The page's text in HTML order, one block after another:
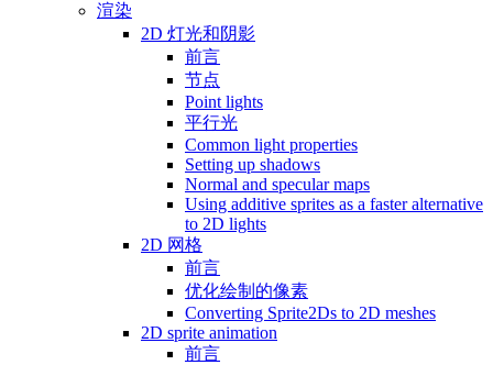
渲染
2D 灯光和阴影
前言
节点
Point lights
平行光
Common light properties
Setting up shadows
Normal and specular maps
Using additive sprites as a faster alternative
to 2D lights
2D 网格
前言
优化绘制的像素
Converting Sprite2Ds to 2D meshes
2D sprite animation
前言